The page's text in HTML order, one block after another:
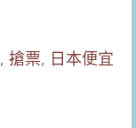
, 搶票, 日本便宜